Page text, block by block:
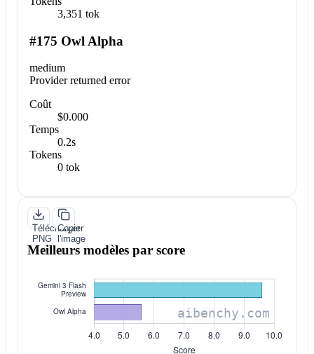
3,351 tok
#175 Owl Alpha
medium
Provider returned error
Coût
$0.000
Temps
0.2s
Tokens
0 tok
Télécharger
PNG
Copier
l'image
Meilleurs modèles par score